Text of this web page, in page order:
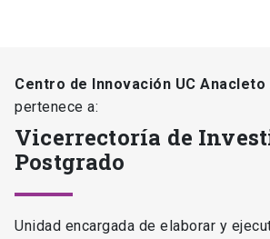
Centro de Innovación UC Anacleto
pertenece a:
Vicerrectoría de
Postgrado
Unidad encargada de elaborar y